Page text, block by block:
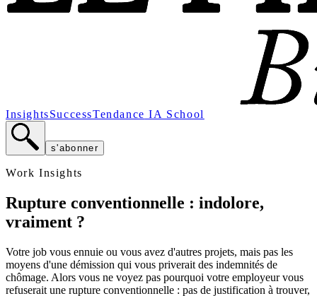
InsightsSuccessTendance IA School
s'abonner
Work Insights
Rupture conventionnelle : indolore,
vraiment ?
Votre job vous ennuie ou vous avez d'autres projets, mais pas les
moyens d'une démission qui vous priverait des indemnités de
chômage. Alors vous ne voyez pas pourquoi votre employeur vous
refuserait une rupture conventionnelle : pas de justification à trouver,